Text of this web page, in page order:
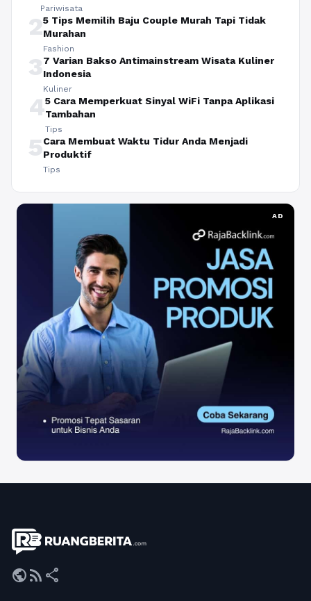
Pariwisata
25 Tips Memilih Baju Couple Murah Tapi Tidak
Murahan
Fashion
37 Varian Bakso Antimainstream Wisata Kuliner
Indonesia
Kuliner
45 Cara Memperkuat Sinyal WiFi Tanpa Aplikasi
Tambahan
Tips
5Cara Membuat Waktu Tidur Anda Menjadi
Produktif
Tips
AD
publicrss_feed share